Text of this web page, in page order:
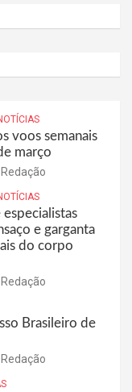
voos semanais
março
especialistas
e garganta
do corpo
Brasileiro de